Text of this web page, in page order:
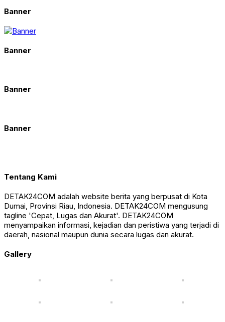
Banner
Banner
Banner
Banner
Tentang Kami
DETAK24COM adalah website berita yang berpusat di Kota
Dumai, Provinsi Riau, Indonesia. DETAK24COM mengusung
tagline 'Cepat, Lugas dan Akurat'. DETAK24COM
menyampaikan informasi, kejadian dan peristiwa yang terjadi di
daerah, nasional maupun dunia secara lugas dan akurat.
Gallery